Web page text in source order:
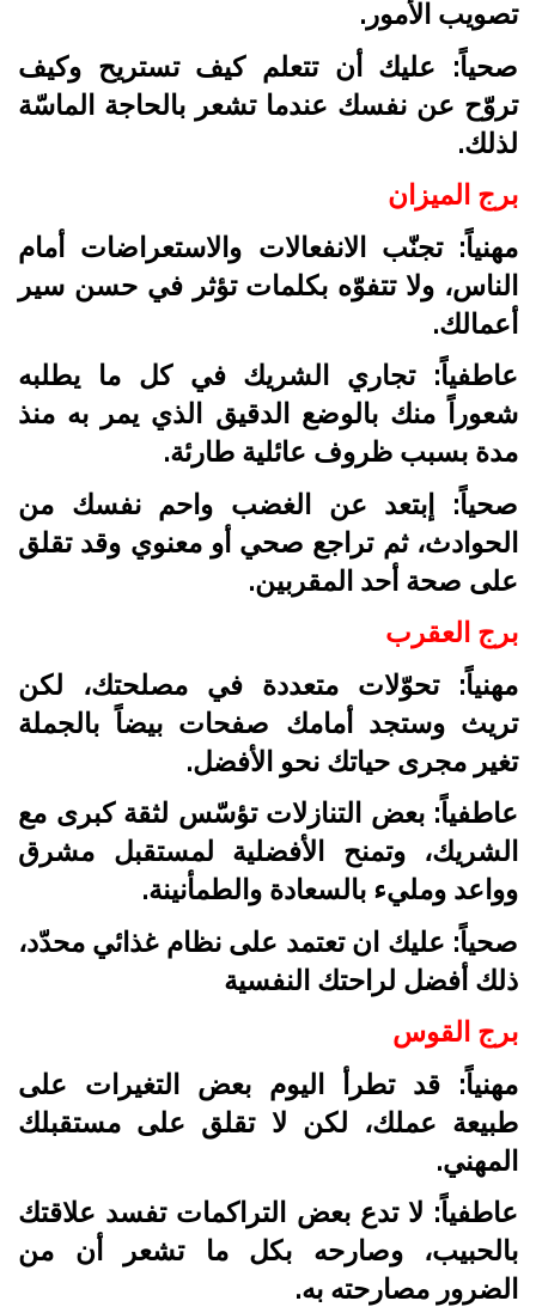
تصويب الأمور.
صحياً: عليك أن تتعلم كيف تستريح وكيف
تروّح عن نفسك عندما تشعر بالحاجة الماسّة
لذلك.
برج الميزان
مهنياً: تجنّب الانفعالات والاستعراضات أمام
الناس، ولا تتفوّه بكلمات تؤثر في حسن سير
أعمالك.
عاطفياً: تجاري الشريك في كل ما يطلبه
شعوراً منك بالوضع الدقيق الذي يمر به منذ
مدة بسبب ظروف عائلية طارئة.
صحياً: إبتعد عن الغضب واحم نفسك من
الحوادث، ثم تراجع صحي أو معنوي وقد تقلق
على صحة أحد المقربين.
برج العقرب
مهنياً: تحوّلات متعددة في مصلحتك، لكن
تريث وستجد أمامك صفحات بيضاً بالجملة
تغير مجرى حياتك نحو الأفضل.
عاطفياً: بعض التنازلات تؤسّس لثقة كبرى مع
الشريك، وتمنح الأفضلية لمستقبل مشرق
وواعد ومليء بالسعادة والطمأنينة.
صحياً: عليك ان تعتمد على نظام غذائي محدّد،
ذلك أفضل لراحتك النفسية
برج القوس
مهنياً: قد تطرأ اليوم بعض التغيرات على
طبيعة عملك، لكن لا تقلق على مستقبلك
المهني.
عاطفياً: لا تدع بعض التراكمات تفسد علاقتك
بالحبيب، وصارحه بكل ما تشعر أن من
الضرور مصارحته به.